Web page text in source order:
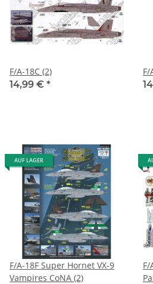
F/A-18C (2)
14,99 € *
F/
AUF LAGER
F/A-18F Super Hornet VX-9
Vampires CoNA (2)
F/